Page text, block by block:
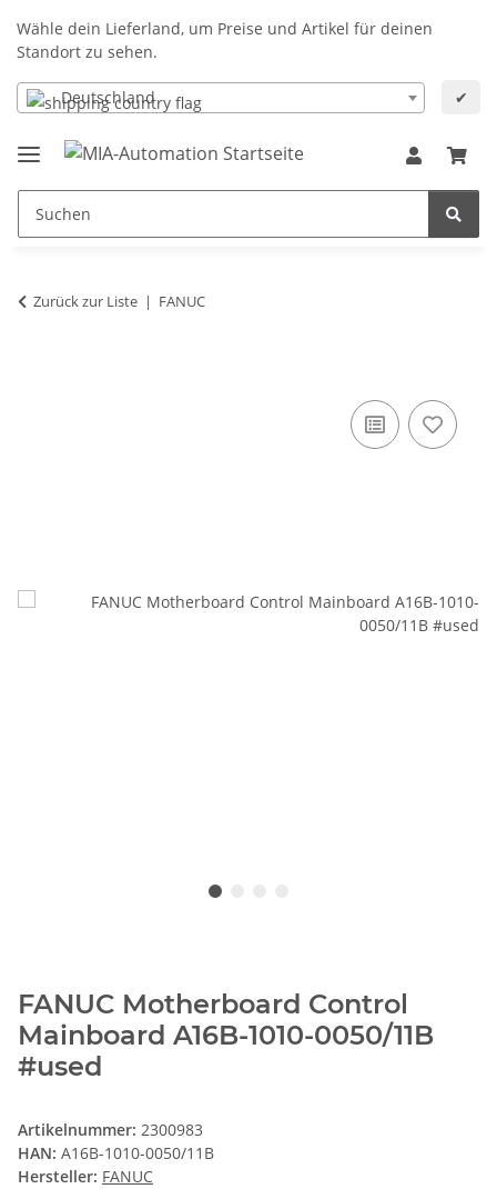
Wähle dein Lieferland, um Preise und Artikel für deinen
Standort zu sehen.
Deutschland ✔
Zurück zur Liste FANUC
FANUC Motherboard Control
Mainboard A16B-1010-0050/11B
#used
Artikelnummer: 2300983
HAN: A16B-1010-0050/11B
Hersteller: FANUC